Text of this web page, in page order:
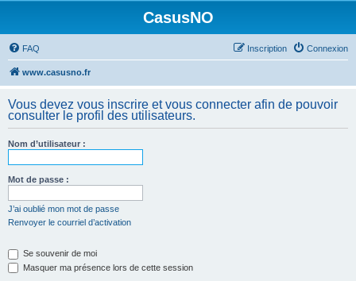
CasusNO
FAQ Connexion
Inscription
www.casusno.fr
Vous devez vous inscrire et vous connecter afin de pouvoir
consulter le profil des utilisateurs.
Nom d’utilisateur :
Mot de passe :
J’ai oublié mon mot de passe
Renvoyer le courriel d’activation
Se souvenir de moi
Masquer ma présence lors de cette session